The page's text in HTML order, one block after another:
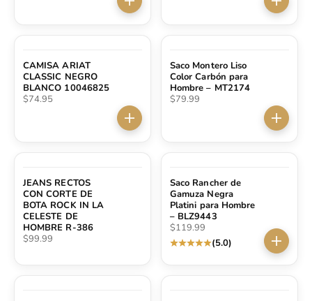
Elige opciones Elige
CAMISA ARIAT
CLASSIC NEGRO
BLANCO 10046825
Precio de oferta
$74.95
Elige opciones
Saco Montero Liso
Color Carbón para
Hombre – MT2174
Precio de oferta
$79.99
Elige
JEANS RECTOS
CON CORTE DE
BOTA ROCK IN LA
CELESTE DE
HOMBRE R-386
Precio de oferta
$99.99
Saco Rancher de
Gamuza Negra
Platini para Hombre
– BLZ9443
Precio de oferta
$119.99
(5.0)
Elige